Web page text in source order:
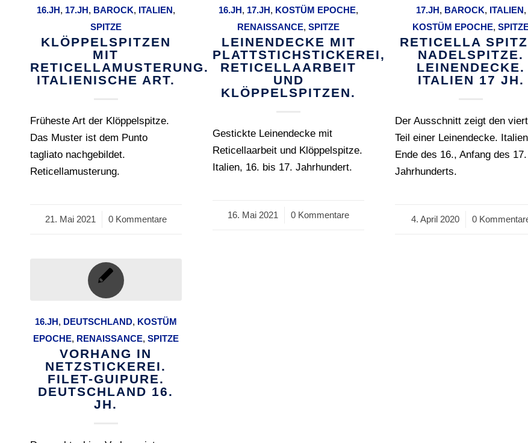
16.JH, 17.JH, BAROCK, ITALIEN,
SPITZE
KLÖPPELSPITZEN
MIT
RETICELLAMUSTERUNG.
ITALIENISCHE ART.
Früheste Art der Klöppelspitze.
Das Muster ist dem Punto
tagliato nachgebildet.
Reticellamusterung.
21. Mai 2021
/ 0 Kommentare
16.JH, 17.JH, KOSTÜM EPOCHE,
RENAISSANCE,SPITZE
LEINENDECKE MIT
PLATTSTICHSTICKEREI,
RETICELLAARBEIT
UND
KLÖPPELSPITZEN.
Gestickte Leinendecke mit
Reticellaarbeit und Klöppelspitze.
Italien, 16. bis 17. Jahrhundert.
16. Mai 2021
/ 0 Kommentare
17.JH, BAROCK, ITALIEN,
KOSTÜM EPOCHE,
RETICELLA
NADELSPITZE.
LEINENDECKE.
ITALIEN 17 JH.
Der Ausschnitt zeigt den
Teil einer Leinendecke.
Ende des 16., Anfang des 17.
Jahrhunderts.
4. April 2020
/ 0
16.JH, DEUTSCHLAND, KOSTÜM
EPOCHE, RENAISSANCE, SPITZE
VORHANG IN
NETZSTICKEREI.
FILET-GUIPURE.
DEUTSCHLAND 16.
JH.